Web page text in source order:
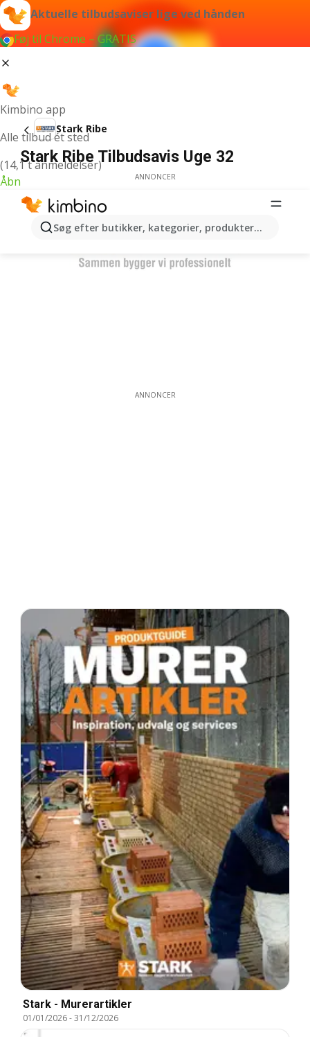
Aktuelle tilbudsaviser lige ved hånden
Føj til Chrome – GRATIS
Kimbino app
Alle tilbud ét sted
(14,1 t anmeldelser)
Åbn
Søg efter butikker, kategorier, produkter...
Stark Ribe
Stark Ribe Tilbudsavis Uge 32
ANNONCER
ANNONCER
Stark - Murerartikler
01/01/2026-31/12/2026